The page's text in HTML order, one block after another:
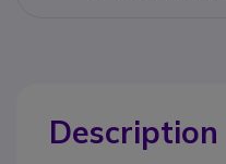
Description